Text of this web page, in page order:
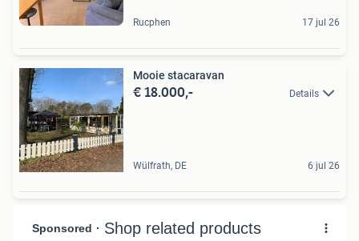
Rucphen 17 jul 26
Mooie stacaravan
€ 18.000,- Details
Wülfrath, DE 6 jul 26